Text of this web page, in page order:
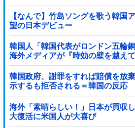
【なんで】竹島ソングを歌う韓国
望の日本デビュー
韓国人「韓国代表がロンドン五輪
海外メディアが『時効の壁を越え
り得る』と報道！」
韓国政府、謝罪をすれば賠償を放
示するも拒否される＝韓国の反応
海外「素晴らしい！」日本が買収
大復活に米国人が大喜び